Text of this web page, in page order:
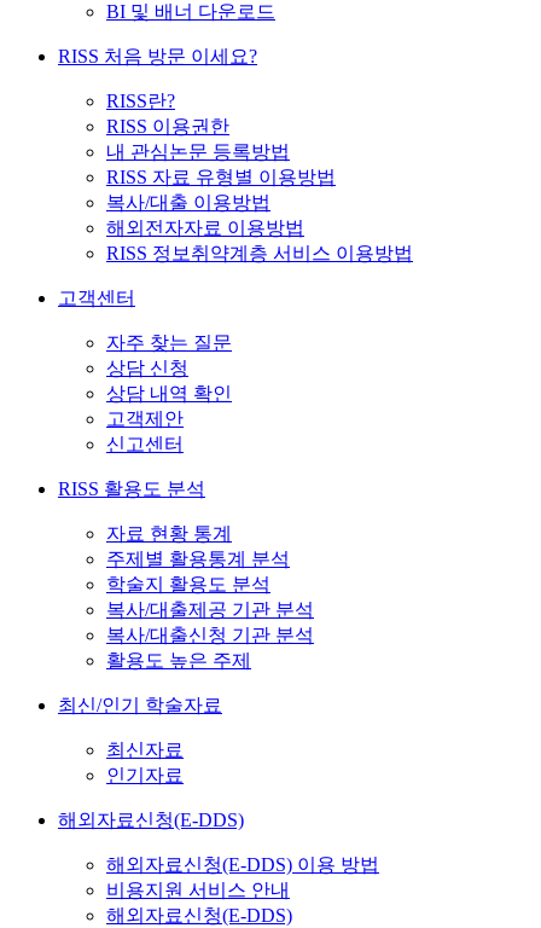
BI 및 배너 다운로드
RISS 처음 방문 이세요?
RISS란?
RISS 이용권한
내 관심논문 등록방법
RISS 자료 유형별 이용방법
복사/대출 이용방법
해외전자자료 이용방법
RISS 정보취약계층 서비스 이용방법
고객센터
자주 찾는 질문
상담 신청
상담 내역 확인
고객제안
신고센터
RISS 활용도 분석
자료 현황 통계
주제별 활용통계 분석
학술지 활용도 분석
복사/대출제공 기관 분석
복사/대출신청 기관 분석
활용도 높은 주제
최신/인기 학술자료
최신자료
인기자료
해외자료신청(E-DDS)
해외자료신청(E-DDS) 이용 방법
비용지원 서비스 안내
해외자료신청(E-DDS)